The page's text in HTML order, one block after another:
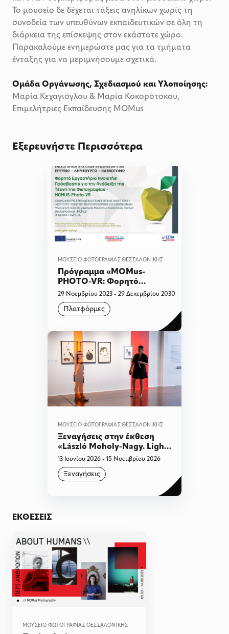
Το μουσείο δε δέχεται τάξεις ανηλίκων χωρίς τη
συνοδεία των υπευθύνων εκπαιδευτικών σε όλη τη
διάρκεια της επίσκεψης στον εκάστοτε χώρο.
Παρακαλούμε ενημερώστε μας για τα τμήματα
ένταξης για να μεριμνήσουμε σχετικά.
Ομάδα Οργάνωσης, Σχεδιασμού και Υλοποίησης:
Μαρία Κεχαγιόγλου & Μαρία Κοκορότσκου,
Επιμελήτριες Εκπαίδευσης MOMus
Εξερευνήστε Περισσότερα
ΜΟΥΣΕΊΟ ΦΩΤΟΓΡΑΦΊΑΣ ΘΕΣΣΑΛΟΝΊΚΗΣ
Πρόγραμμα «MOMus-
PHOTO-VR: Φορητό
Εργαστήριο Ανοικτής
Πρόσβασης για την
Ανάδειξη της Τέχνης της
29 Νοεμβρίου 2023 - 29 Δεκεμβρίου 2030
Πλατφόρμες
ΜΟΥΣΕΊΟ ΦΩΤΟΓΡΑΦΊΑΣ ΘΕΣΣΑΛΟΝΊΚΗΣ
Ξεναγήσεις στην έκθεση
«László Moholy-Nagy. Light
Play»
13 Ιουνίου 2026 - 15 Νοεμβρίου 2026
Ξεναγήσεις
ΕΚΘΈΣΕΙΣ
ΜΟΥΣΕΊΟ ΦΩΤΟΓΡΑΦΊΑΣ ΘΕΣΣΑΛΟΝΊΚΗΣ